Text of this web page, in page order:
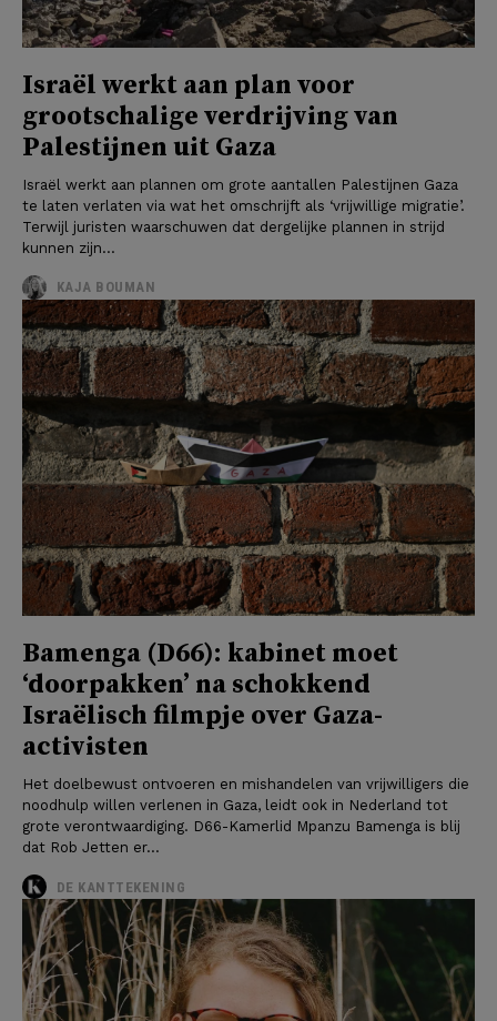
Israël werkt aan plan voor
grootschalige verdrijving van
Palestijnen uit Gaza
Israël werkt aan plannen om grote aantallen Palestijnen Gaza
te laten verlaten via wat het omschrijft als ‘vrijwillige migratie’.
Terwijl juristen waarschuwen dat dergelijke plannen in strijd
kunnen zijn...
KAJA BOUMAN
Bamenga (D66): kabinet moet
‘doorpakken’ na schokkend
Israëlisch filmpje over Gaza-
activisten
Het doelbewust ontvoeren en mishandelen van vrijwilligers die
noodhulp willen verlenen in Gaza, leidt ook in Nederland tot
grote verontwaardiging. D66-Kamerlid Mpanzu Bamenga is blij
dat Rob Jetten er...
DE KANTTEKENING